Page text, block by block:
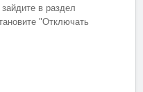
в раздел
"Отключать